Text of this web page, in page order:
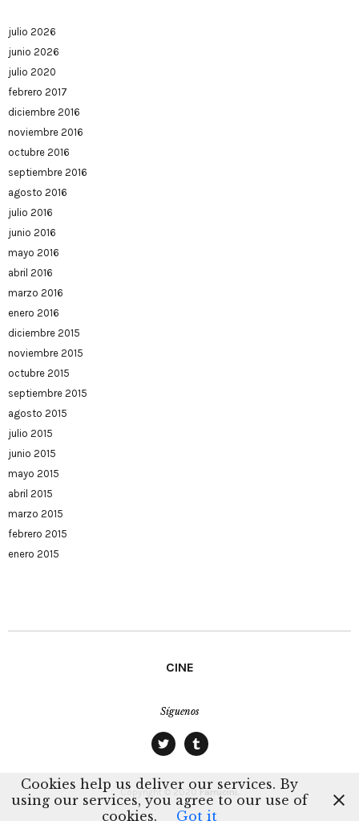
julio 2026
junio 2026
julio 2020
febrero 2017
diciembre 2016
noviembre 2016
octubre 2016
septiembre 2016
agosto 2016
julio 2016
junio 2016
mayo 2016
abril 2016
marzo 2016
enero 2016
diciembre 2015
noviembre 2015
octubre 2015
septiembre 2015
agosto 2015
julio 2015
junio 2015
mayo 2015
abril 2015
marzo 2015
febrero 2015
enero 2015
CINE
Síguenos
Copyright © 2020 Farrucini.
Cookies help us deliver our services. By
using our services, you agree to our use of
cookies.
Got it